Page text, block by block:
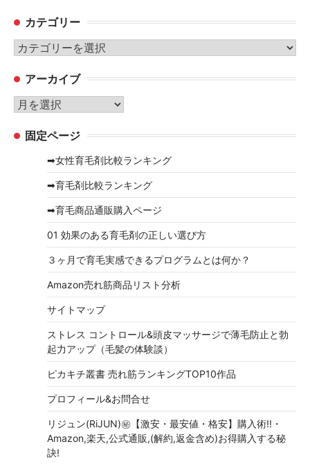
カテゴリー
カ
ゴ
リ
ー
アーカイブ
ア
カ 固定ページ
➡女性育毛剤比較ランキング
➡育毛剤比較ランキング
➡育毛商品通販購入ページ
01 効果のある育毛剤の正しい選び方
３ヶ月で育毛実感できるプログラムとは何か？
Amazon売れ筋商品リスト分析
サイトマップ
ストレス コントロール&頭皮マッサージで薄毛防止と勃
起力アップ（毛髪の体験談）
ピカキチ叢書 売れ筋ランキングTOP10作品
プロフィール&お問合せ
リジュン(RiJUN)㊙【激安・最安値・格安】購入術!!・
Amazon,楽天,公式通販,(解約,返金含め)お得購入する秘
訣!